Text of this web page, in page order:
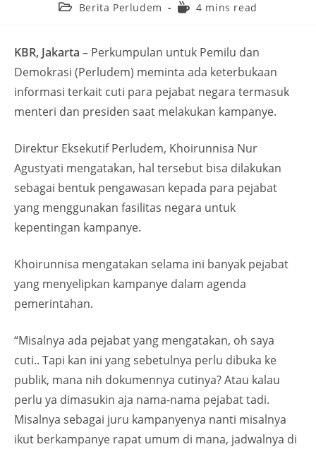
Berita Perludem
4 mins read
KBR, Jakarta – Perkumpulan untuk Pemilu dan
Demokrasi (Perludem) meminta ada keterbukaan
informasi terkait cuti para pejabat negara termasuk
menteri dan presiden saat melakukan kampanye.
Direktur Eksekutif Perludem, Khoirunnisa Nur
Agustyati mengatakan, hal tersebut bisa dilakukan
sebagai bentuk pengawasan kepada para pejabat
yang menggunakan fasilitas negara untuk
kepentingan kampanye.
Khoirunnisa mengatakan selama ini banyak pejabat
yang menyelipkan kampanye dalam agenda
pemerintahan.
“Misalnya ada pejabat yang mengatakan, oh saya
cuti.. Tapi kan ini yang sebetulnya perlu dibuka ke
publik, mana nih dokumennya cutinya? Atau kalau
perlu ya dimasukin aja nama-nama pejabat tadi.
Misalnya sebagai juru kampanyenya nanti misalnya
ikut berkampanye rapat umum di mana, jadwalnya di